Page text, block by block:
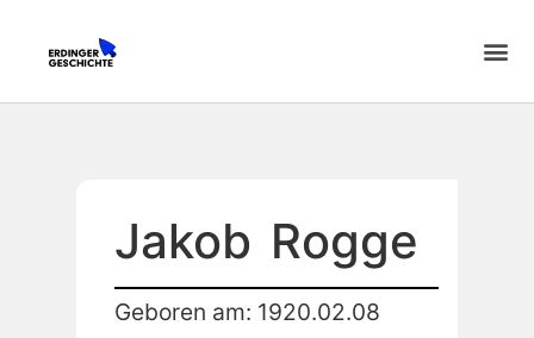
Jakob Rogge
Geboren am: 1920.02.08